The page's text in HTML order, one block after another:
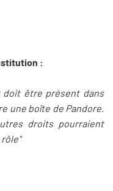
:
doit être présent dans
une boîte de Pandore.
droits pourraient